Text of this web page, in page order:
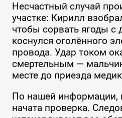
Несчастный случай
участке: Кирилл
чтобы сорвать ягоды с
коснулся оголённого
провода. Удар током
смертельным —
месте до приезда
По нашей информации,
начата проверка.